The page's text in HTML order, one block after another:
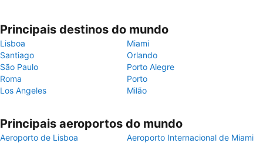
Principais destinos do mundo
Lisboa
Miami
Santiago
Orlando
São Paulo
Porto Alegre
Roma
Porto
Los Angeles
Milão
Principais aeroportos do mundo
Aeroporto de Lisboa
Aeroporto Internacional de Miami